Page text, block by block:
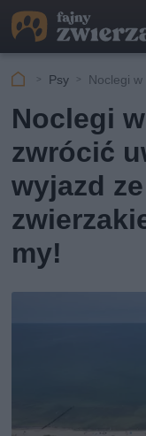
Psy Noclegi
Noclegi
zwrócić
wyjazd ze
my!